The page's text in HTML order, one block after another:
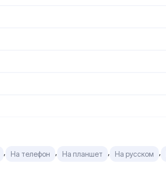
, На телефон , На планшет , На русском ,